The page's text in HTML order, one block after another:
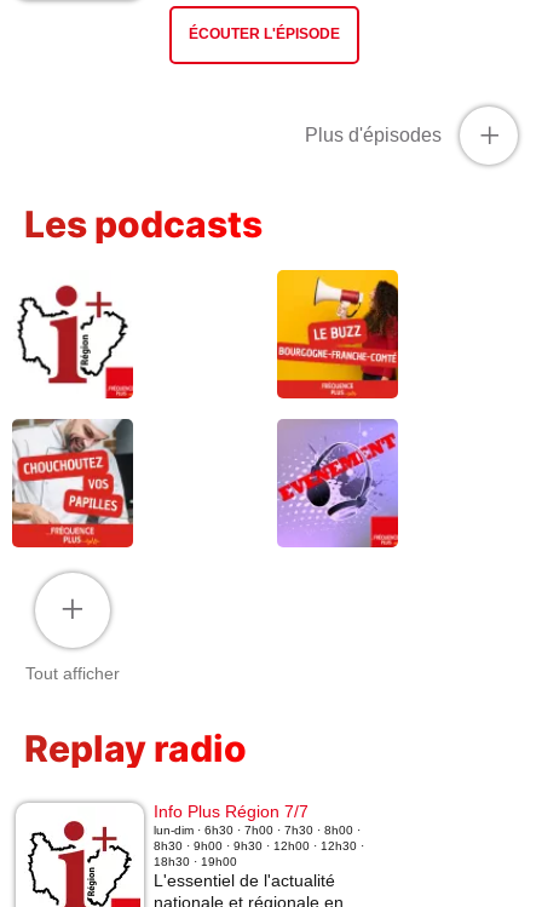
ÉCOUTER L'ÉPISODE
+
Plus d'épisodes
Les podcasts
+
Tout afficher
Replay radio
Info Plus Région 7/7
lun-dim · 6h30 · 7h00 · 7h30 · 8h00 ·
8h30 · 9h00 · 9h30 · 12h00 · 12h30 ·
18h30 · 19h00
L'essentiel de l'actualité
nationale et régionale en